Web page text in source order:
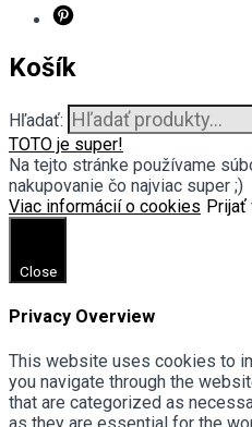
Košík
Hľadať:
TOTO je super!
Na tejto stránke používame
nakupovanie čo najviac super ;)
Viac informácií o cookies Prijať
Close
Privacy Overview
This website uses cookies to
you navigate through the
that are categorized as
as they are essential for the